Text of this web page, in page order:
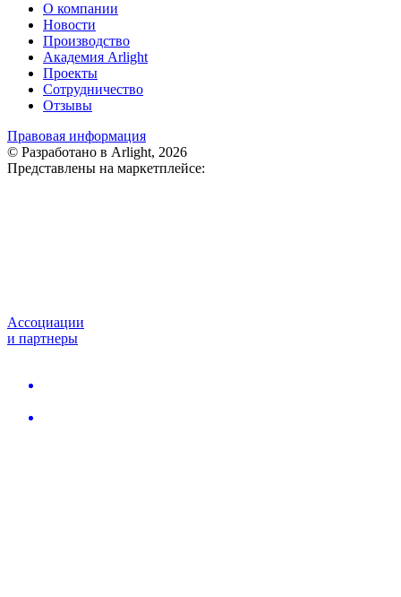
О компании
Новости
Производство
Академия Arlight
Проекты
Сотрудничество
Отзывы
Правовая информация
© Разработано в Arlight, 2026
Представлены на маркетплейсе:
Ассоциации
и партнеры